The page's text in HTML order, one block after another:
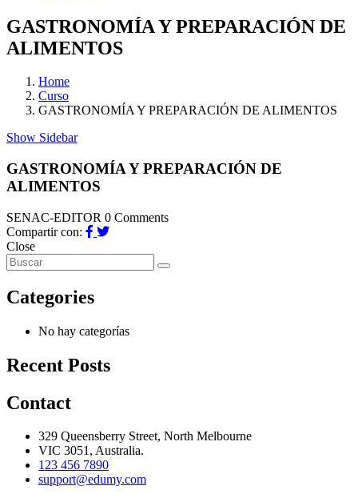
GASTRONOMÍA Y PREPARACIÓN DE
ALIMENTOS
Home
Curso
GASTRONOMÍA Y PREPARACIÓN DE ALIMENTOS
Show Sidebar
GASTRONOMÍA Y PREPARACIÓN DE
ALIMENTOS
SENAC-EDITOR 0 Comments
Compartir con:
Close
Categories
No hay categorías
Recent Posts
Contact
329 Queensberry Street, North Melbourne
VIC 3051, Australia.
123 456 7890
support@edumy.com